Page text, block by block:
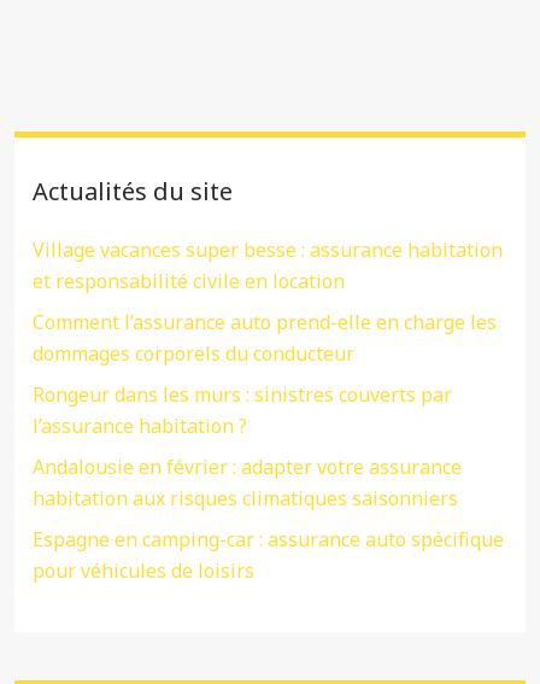
Actualités du site
Village vacances super besse : assurance habitation
et responsabilité civile en location
Comment l’assurance auto prend-elle en charge les
dommages corporels du conducteur
Rongeur dans les murs : sinistres couverts par
l’assurance habitation ?
Andalousie en février : adapter votre assurance
habitation aux risques climatiques saisonniers
Espagne en camping-car : assurance auto spécifique
pour véhicules de loisirs